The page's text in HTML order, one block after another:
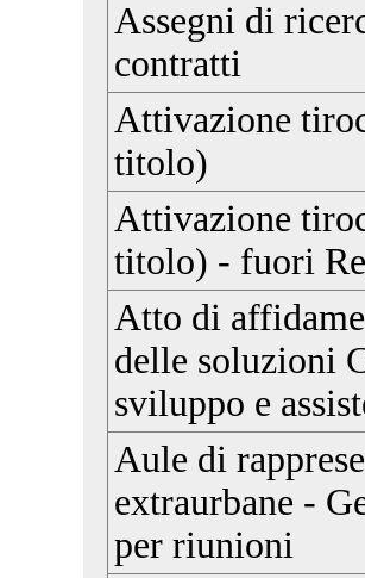
Assegni di
contratti
Attivazione
titolo)
Attivazione
titolo) - fuori
Atto di
delle soluzioni
sviluppo e
Aule di
extraurbane -
per riunioni